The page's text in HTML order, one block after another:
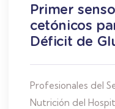
Primer
cetónicos
Déficit de
Profesionales del
Nutrición del